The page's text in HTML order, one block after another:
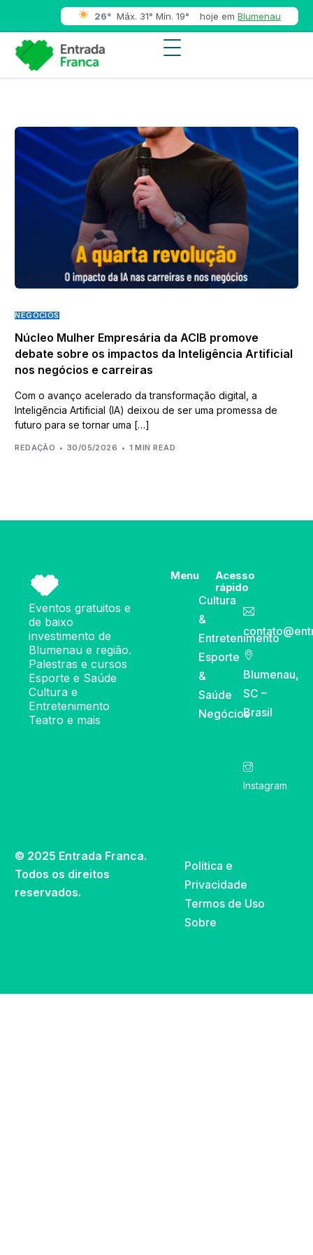
26° Máx. 31° Mín. 19° hoje em Blumenau
NEGÓCIOS
Núcleo Mulher Empresária da ACIB promove
debate sobre os impactos da Inteligência Artificial
nos negócios e carreiras
Com o avanço acelerado da transformação digital, a
Inteligência Artificial (IA) deixou de ser uma promessa de
futuro para se tornar uma […]
REDAÇÃO 30/05/2026 1 MIN READ
Eventos gratuitos e
de baixo
investimento de
Blumenau e região.
Palestras e cursos
Esporte e Saúde
Cultura e
Entretenimento
Teatro e mais
Menu
Cultura
&
Entretenimento
Esporte
&
Saúde
Negócios
Acesso
rápido
Blumenau,
SC –
Brasil
Instagram
© 2025 Entrada Franca.
Todos os direitos
reservados.
Política e
Privacidade
Termos de Uso
Sobre